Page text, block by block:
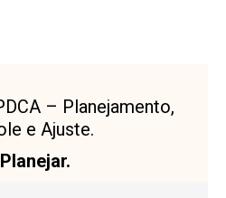
– Planejamento,
e Ajuste.